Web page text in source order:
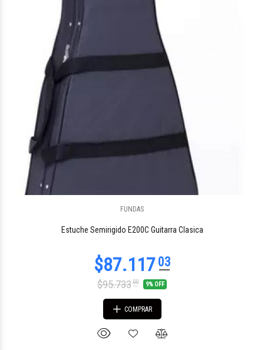
FUNDAS
Estuche Semirigido E200C Guitarra Clasica
$95.73300 9% OFF
COMPRAR
$21.264